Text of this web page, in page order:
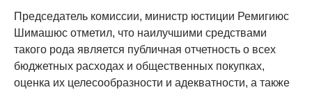
Председатель комиссии, министр юстиции Ремигиюс
Шимашюс отметил, что наилучшими средствами
такого рода является публичная отчетность о всех
бюджетных расходах и общественных покупках,
оценка их целесообразности и адекватности, а также